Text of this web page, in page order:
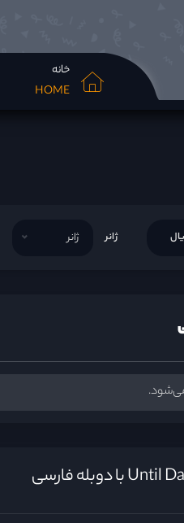
خانه
HOME
ژانر ژانر